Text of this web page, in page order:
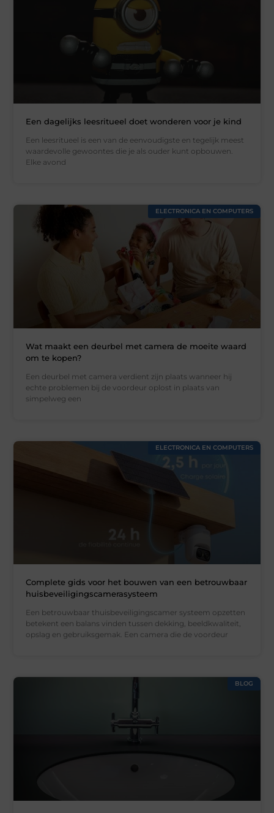
Een dagelijks leesritueel doet wonderen voor je kind
Een leesritueel is een van de eenvoudigste en tegelijk meest
waardevolle gewoontes die je als ouder kunt opbouwen.
Elke avond
ELECTRONICA EN COMPUTERS
Wat maakt een deurbel met camera de moeite waard
om te kopen?
Een deurbel met camera verdient zijn plaats wanneer hij
echte problemen bij de voordeur oplost in plaats van
simpelweg een
ELECTRONICA EN COMPUTERS
Complete gids voor het bouwen van een betrouwbaar
huisbeveiligingscamerasysteem
Een betrouwbaar thuisbeveiligingscamer systeem opzetten
betekent een balans vinden tussen dekking, beeldkwaliteit,
opslag en gebruiksgemak. Een camera die de voordeur
BLOG